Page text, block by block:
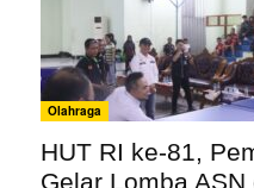
Olahraga
HUT RI ke-81,
Gelar Lomba